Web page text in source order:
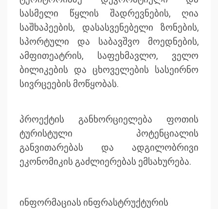
სასმელი წყლის შადრევნების, ღია
საშხაპეების, დასასვენებელი ზონების,
სპორტული და საბავშვო მოედნების,
ამფითეატრის, საფეხმავლო, ველო
ბილიკების და ცხოველების სასეირნო
სივრცეების მოწყობას.
პროექტის განხორციელება ფოთის
ტურისტული პოტენციალის
განვითარებას და ადგილობრივი
ეკონომიკის გაძლიერებას ემსახურება.
ინფორმაციას ინფრასტრუქტურის